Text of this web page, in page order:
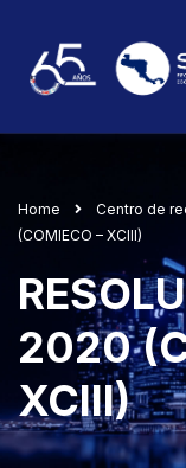
Home Centro de
(COMIECO – XCIII)
2020
XCIII)